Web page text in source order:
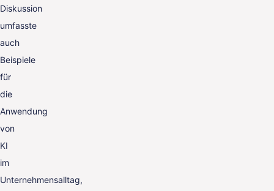
Diskussion
umfasste
auch
Beispiele
für
die
Anwendung
von
KI
im
Unternehmensalltag,